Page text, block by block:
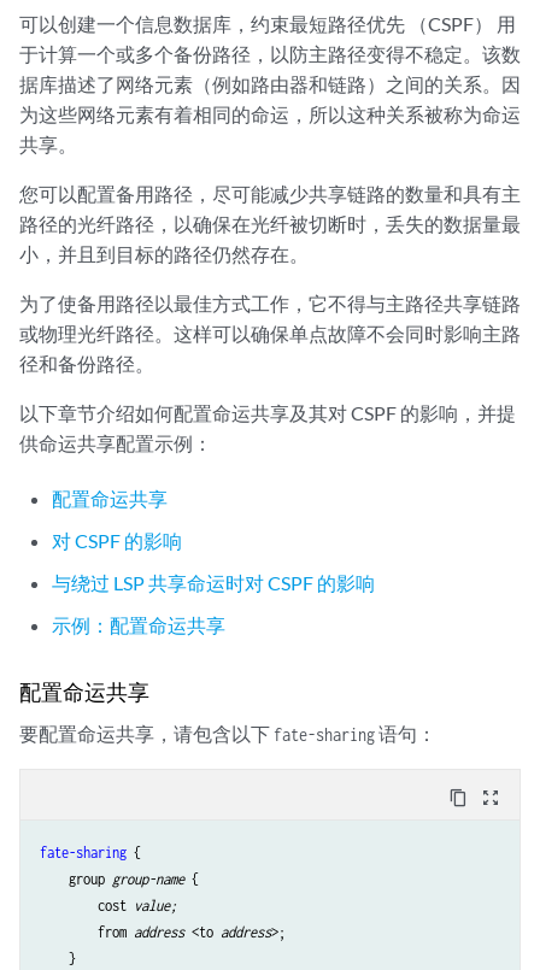
可以创建一个信息数据库，约束最短路径优先 （CSPF） 用
于计算一个或多个备份路径，以防主路径变得不稳定。该数
据库描述了网络元素（例如路由器和链路）之间的关系。因
为这些网络元素有着相同的命运，所以这种关系被称为命运
共享。
您可以配置备用路径，尽可能减少共享链路的数量和具有主
路径的光纤路径，以确保在光纤被切断时，丢失的数据量最
小，并且到目标的路径仍然存在。
为了使备用路径以最佳方式工作，它不得与主路径共享链路
或物理光纤路径。这样可以确保单点故障不会同时影响主路
径和备份路径。
以下章节介绍如何配置命运共享及其对 CSPF 的影响，并提
供命运共享配置示例：
配置命运共享
对 CSPF 的影响
与绕过 LSP 共享命运时对 CSPF 的影响
示例：配置命运共享
配置命运共享
要配置命运共享，请包含以下 fate-sharing语句：
content_copy zoom_out_map
fate-sharing {
    group
group-name {
        cost
value;
        from
address <to address>;
    }